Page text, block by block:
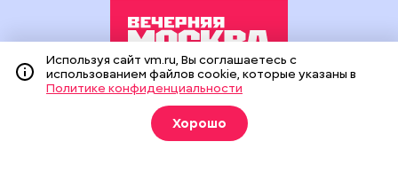
Издание создано при финансовой поддержке Департамента
средств массовой информации и рекламы города Москвы.
На сайте применяются рекомендательные технологии
(информационные технологии предоставления информации
Используя сайт vm.ru, Вы соглашаетесь с
использованием файлов cookie, которые указаны в
Политике конфиденциальности
Хорошо